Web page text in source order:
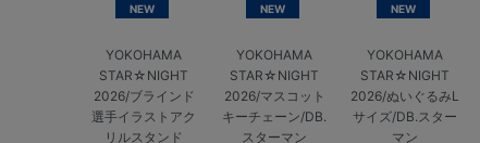
NEW
YOKOHAMA
STAR☆NIGHT
2026/ブラインド
選手イラストアク
リルスタンド
NEW
YOKOHAMA
STAR☆NIGHT
2026/マスコット
キーチェーン/DB.
スターマン
NEW
YOKOHAMA
STAR☆NIGHT
2026/ぬいぐるみL
サイズ/DB.スター
マン